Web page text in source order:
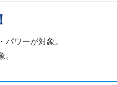
ワーが対象。
。